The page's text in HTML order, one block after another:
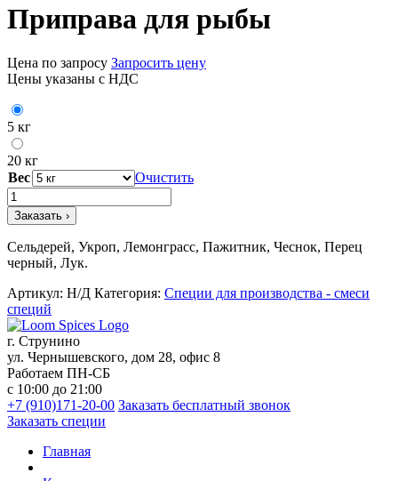
Приправа для рыбы
Цена по запросу Запросить цену
Цены указаны с НДС
5 кг
20 кг
Вес
Очистить
Количество
товара
Приправа
для
рыбы
Заказать ›
Сельдерей, Укроп, Лемонграсс, Пажитник, Чеснок, Перец
черный, Лук.
Артикул: Н/Д Категория: Специи для производства - смеси
специй
г. Струнино
ул. Чернышевского, дом 28, офис 8
Работаем ПН-СБ
с 10:00 до 21:00
+7 (910)171-20-00 Заказать бесплатный звонок
Заказать специи
Главная